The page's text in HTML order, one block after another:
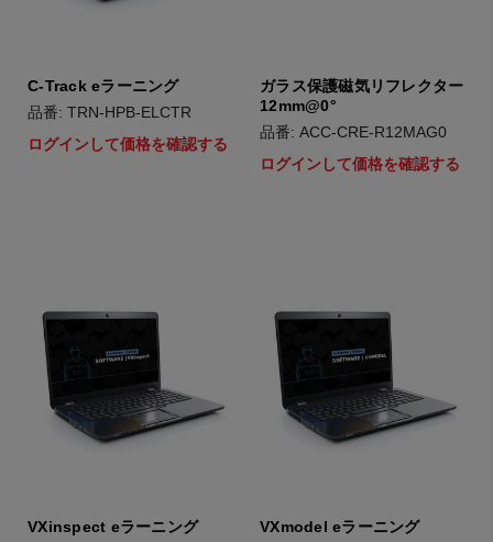
C-Track eラーニング
品番: TRN-HPB-ELCTR
ログインして価格を確認する
ガラス保護磁気リフレクター
12mm@0°
品番: ACC-CRE-R12MAG0
ログインして価格を確認する
VXinspect eラーニング
VXmodel eラーニング